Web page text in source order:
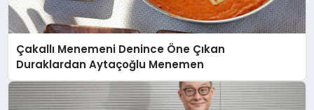
Çakallı Menemeni Denince Öne Çıkan
Duraklardan Aytaçoğlu Menemen